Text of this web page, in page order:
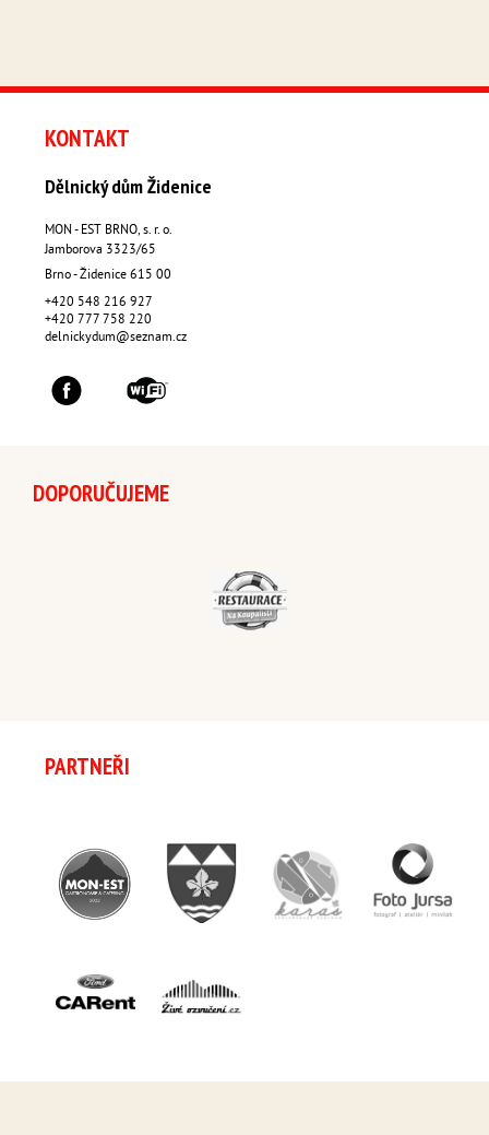
KONTAKT
Dělnický dům Židenice
MON - EST BRNO, s. r. o.
Jamborova 3323/65
Brno - Židenice 615 00
+420 548 216 927
+420 777 758 220
delnickydum@seznam.cz
DOPORUČUJEME
PARTNEŘI